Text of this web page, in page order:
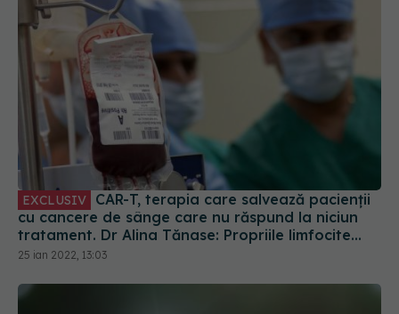
EXCLUSIV
cu cancere de sânge care nu răspund la niciun
tratament. Dr Alina Tănase: Propriile limfocite
luptă cu boala
25 ian 2022, 13:03